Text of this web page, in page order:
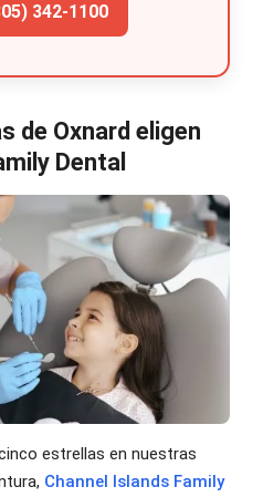
342-1100
de Oxnard eligen
Dental
estrellas en nuestras
Channel Islands Family